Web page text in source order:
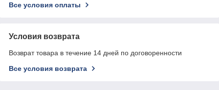
Все условия оплаты
Условия возврата
Возврат товара в течение 14 дней по договоренности
Все условия возврата